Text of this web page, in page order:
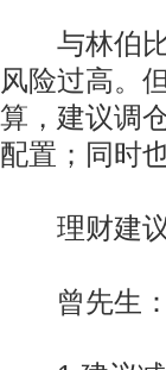
与林伯比
风险过高。
算，建议调
配置；同时
理财建
曾先生：